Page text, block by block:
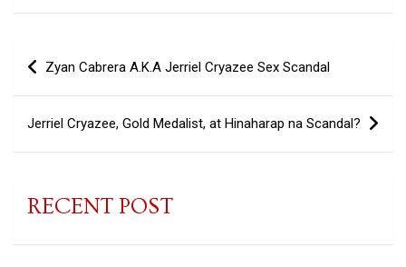
Post
navigation
Zyan Cabrera A.K.A Jerriel Cryazee Sex Scandal
Jerriel Cryazee, Gold Medalist, at Hinaharap na Scandal?
RECENT POST